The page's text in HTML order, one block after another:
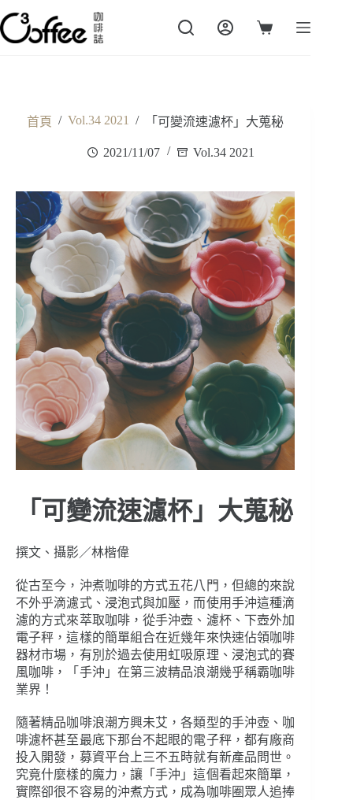
跳
至
主
購
首頁 / Vol.34 2021 / 「可變流速濾杯」大蒐秘
2021/11/07 Vol.34 2021
「可變流速濾杯」大蒐秘
撰文、攝影／林楷偉
從古至今，沖煮咖啡的方式五花八門，但總的來說
不外乎滴濾式、浸泡式與加壓，而使用手沖這種滴
濾的方式來萃取咖啡，從手沖壺、濾杯、下壺外加
電子秤，這樣的簡單組合在近幾年來快速佔領咖啡
器材市場，有別於過去使用虹吸原理、浸泡式的賽
風咖啡，「手沖」在第三波精品浪潮幾乎稱霸咖啡
業界！
隨著精品咖啡浪潮方興未艾，各類型的手沖壺、咖
啡濾杯甚至最底下那台不起眼的電子秤，都有廠商
投入開發，募資平台上三不五時就有新產品問世。
究竟什麼樣的魔力，讓「手沖」這個看起來簡單，
實際卻很不容易的沖煮方式，成為咖啡圈眾人追捧